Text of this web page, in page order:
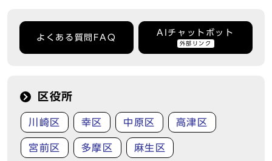
よくある質問FAQ
AIチャットボット
外部リンク
区役所
川崎区 幸区 中原区 高津区
宮前区 多摩区 麻生区